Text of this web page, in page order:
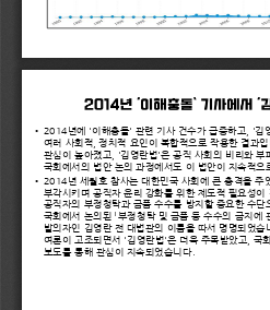
• 2014 년에 '이해충돌' 관련 기사 건수가 급증하고 , '김
여러 사회적 , 정치적 요인이 복합적으로 작용한 결과
관심이 높아졌고 , '김영란법'은 공직 사회의 비리와 부
국회에서의 법안 논의 과정에서도 이 법안이 지속적으
• 2014 년 세월호 참사는 대한민국 사회에 큰 충격을 주
부각시키며 공직자 윤리 강화를 위한 제도적 필요성이
공직자의 부정청탁과 금품 수수를 방지할 중요한 수단
국회에서 논의된 「부정청탁 및 금품 등 수수의 금지에
발의자인 김영란 전 대법관의 이름을 따서 명명되었습
여론이 고조되면서 ' 김영란법'은 더욱 주목받았고 국회
보도를 통해 관심이 지속되었습니다.